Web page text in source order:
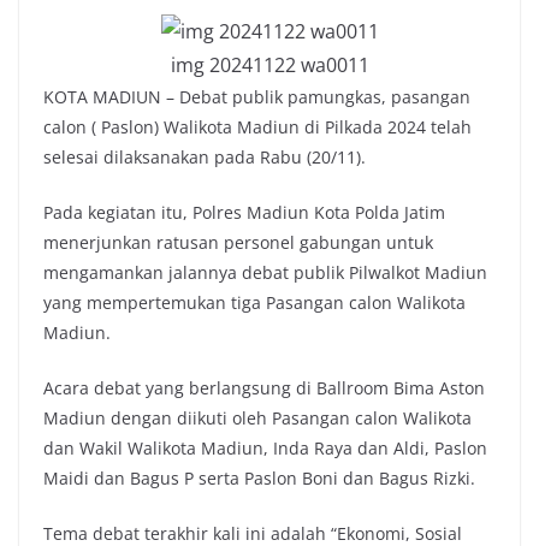
img 20241122 wa0011
KOTA MADIUN – Debat publik pamungkas, pasangan
calon ( Paslon) Walikota Madiun di Pilkada 2024 telah
selesai dilaksanakan pada Rabu (20/11).
Pada kegiatan itu, Polres Madiun Kota Polda Jatim
menerjunkan ratusan personel gabungan untuk
mengamankan jalannya debat publik Pilwalkot Madiun
yang mempertemukan tiga Pasangan calon Walikota
Madiun.
Acara debat yang berlangsung di Ballroom Bima Aston
Madiun dengan diikuti oleh Pasangan calon Walikota
dan Wakil Walikota Madiun, Inda Raya dan Aldi, Paslon
Maidi dan Bagus P serta Paslon Boni dan Bagus Rizki.
Tema debat terakhir kali ini adalah “Ekonomi, Sosial